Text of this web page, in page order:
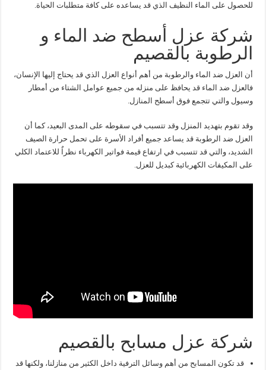
للحصول على الماء النظيف الذي قد يساعده على كافة متطلبات الحياة.
شركة عزل أسطح ضد الماء و
الرطوبة بالقصيم
أن العزل ضد الماء والرطوبة من أهم أنواع العزل الذي قد يحتاج إليها الإنسان،
فالعزل ضد الماء قد يحافظ على منزله من جميع عوامل الشتاء من أمطار
وسيول والتي تتجمع فوق أسطح المنازل.
وقد تقوم بتهديد المنزل وقد تتسبب في سقوطه على المدى البعيد، كما أن
العزل ضد الرطوبة قد يساعد جميع أفراد الأسرة على تحمل حرارة الصيف
الشديد، والتي قد تتسبب في ارتفاع قيمة فواتير الكهرباء نظراٌ للاعتماد الكلي
على المكيفات الكهربائية كبديل للعزل.
شركة عزل مسابح بالقصيم
قد تكون المسابح من أهم وسائل الترفية داخل الكثير من منازلنا، ولكنها قد